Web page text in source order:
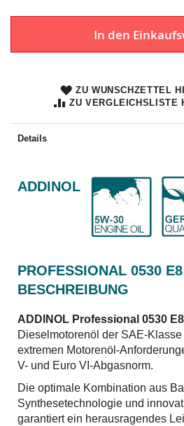
In den
ZU WUNSCHZETTEL
ZU VERGLEICHSLISTE
Details
ADDINOL
PROFESSIONAL 0530
BESCHREIBUNG
ADDINOL Professional 0530
Dieselmotorenöl der SAE-
extremen Motorenöl-
V- und Euro VI-Abgasnorm.
Die optimale Kombination aus
Synthesetechnologie und
garantiert ein herausragendes